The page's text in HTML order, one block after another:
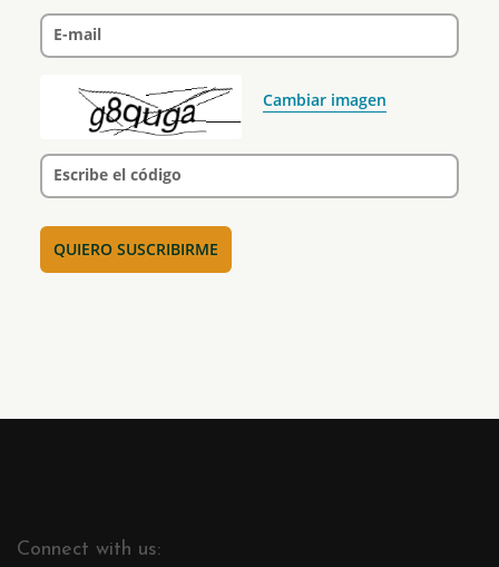
E-mail
Cambiar imagen
Escribe el código
Connect with us: